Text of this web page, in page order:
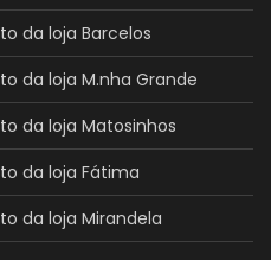
da loja Barcelos
da loja M.nha Grande
da loja Matosinhos
da loja Fátima
da loja Mirandela